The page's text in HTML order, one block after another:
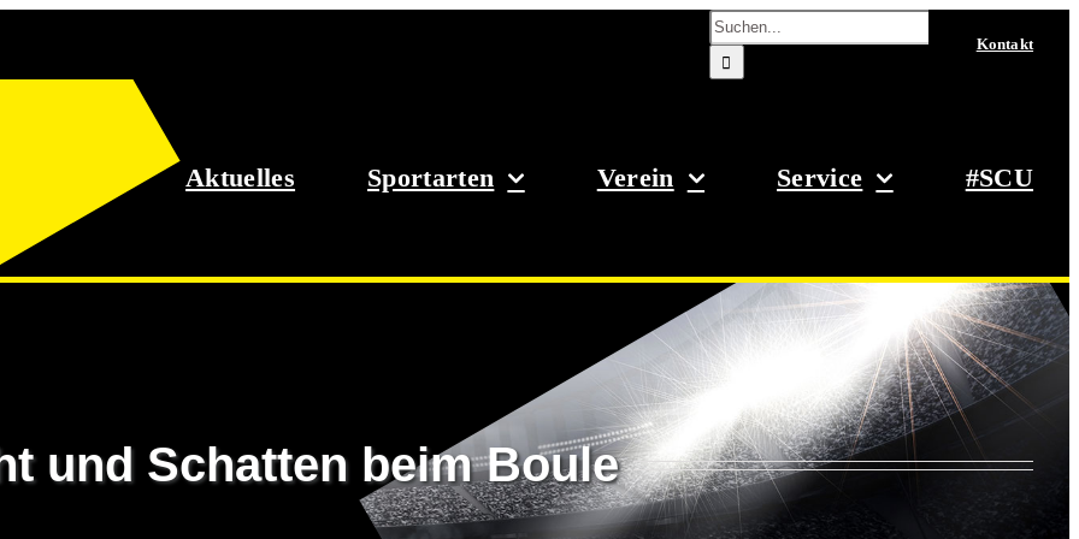
Suche
nach:
Kontakt
Aktuelles Sportarten Verein Service #SCU
und Schatten beim Boule